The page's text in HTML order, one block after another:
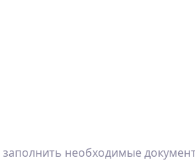
необходимые